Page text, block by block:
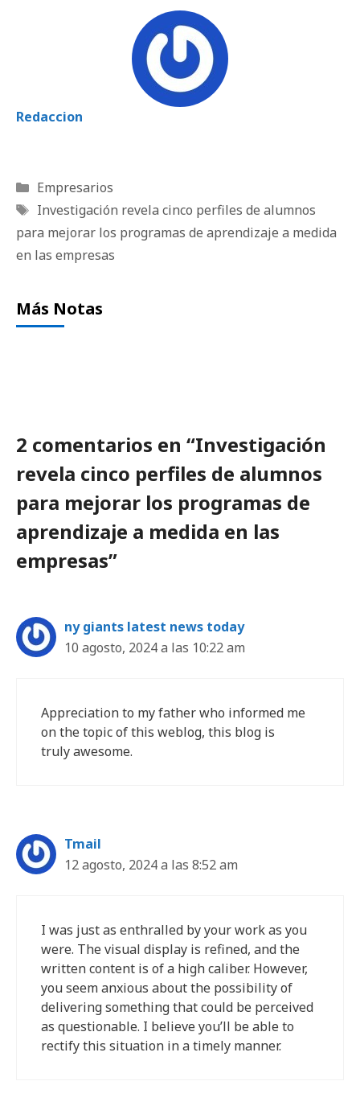
Redaccion
Categorías
Empresarios
Etiquetas
Investigación revela cinco perfiles de alumnos
para mejorar los programas de aprendizaje a medida
en las empresas
Más Notas
2 comentarios en “Investigación
revela cinco perfiles de alumnos
para mejorar los programas de
aprendizaje a medida en las
empresas”
ny giants latest news today
10 agosto, 2024 a las 10:22 am
Appreciation to my father who informed me
on the topic of this weblog, this blog is
truly awesome.
Tmail
12 agosto, 2024 a las 8:52 am
I was just as enthralled by your work as you
were. The visual display is refined, and the
written content is of a high caliber. However,
you seem anxious about the possibility of
delivering something that could be perceived
as questionable. I believe you’ll be able to
rectify this situation in a timely manner.